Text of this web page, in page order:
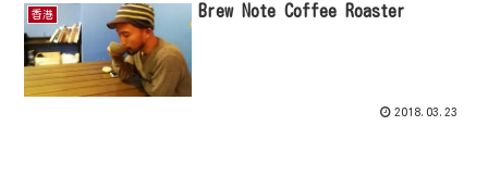
香港 Brew Note Coffee Roaster
2018.03.23